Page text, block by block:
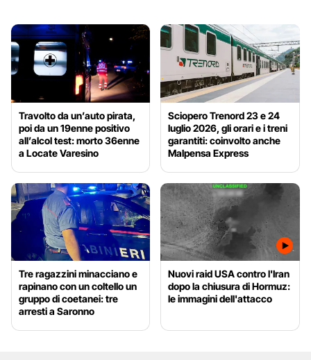
Travolto da un’auto pirata,
poi da un 19enne positivo
all’alcol test: morto 36enne
a Locate Varesino
Sciopero Trenord 23 e 24
luglio 2026, gli orari e i treni
garantiti: coinvolto anche
Malpensa Express
Tre ragazzini minacciano e
rapinano con un coltello un
gruppo di coetanei: tre
arresti a Saronno
Nuovi raid USA contro l'Iran
dopo la chiusura di Hormuz:
le immagini dell'attacco